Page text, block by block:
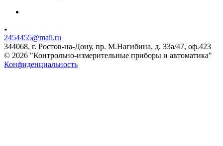
2454455@mail.ru
344068, г. Ростов-на-Дону, пр. М.Нагибина, д. 33а/47, оф.423
© 2026 "Контрольно-измерительные приборы и автоматика"
Конфиденциальность